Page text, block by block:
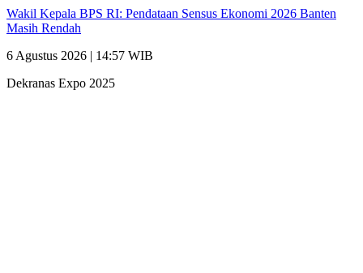
Wakil Kepala BPS RI: Pendataan Sensus Ekonomi 2026 Banten
Masih Rendah
6 Agustus 2026 | 14:57 WIB
Dekranas Expo 2025